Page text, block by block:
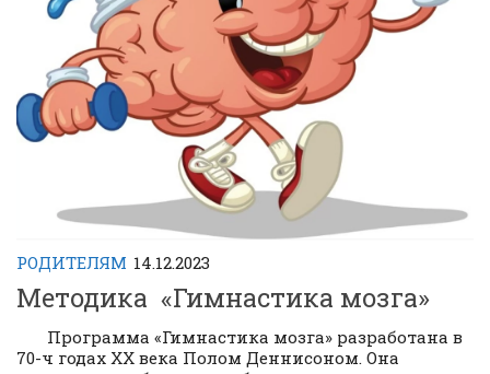
РОДИТЕЛЯМ 14.12.2023
Методика «Гимнастика мозга»
Программа «Гимнастика мозга» разработана в
70-ч годах ХХ века Полом Деннисоном. Она